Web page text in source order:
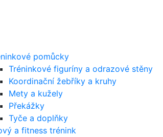
pomůcky
Tréninkové figuríny a odrazové stěny
Koordinační žebříky a kruhy
Mety a kužely
Překážky
Tyče a doplňky
a fitness trénink